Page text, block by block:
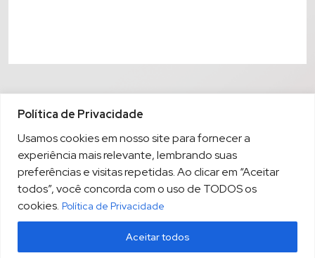
Política de Privacidade
Usamos cookies em nosso site para fornecer a
experiência mais relevante, lembrando suas
preferências e visitas repetidas. Ao clicar em “Aceitar
todos”, você concorda com o uso de TODOS os
cookies. Política de Privacidade
Aceitar todos